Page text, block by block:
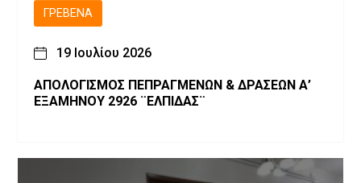
ΓΡΕΒΕΝΆ
19 Ιουλίου 2026
ΑΠΟΛΟΓΙΣΜΟΣ ΠΕΠΡΑΓΜΕΝΩΝ & ΔΡΑΣΕΩΝ Α’
ΕΞΑΜΗΝΟΥ 2926 ¨ΕΛΠΙΔΑΣ¨